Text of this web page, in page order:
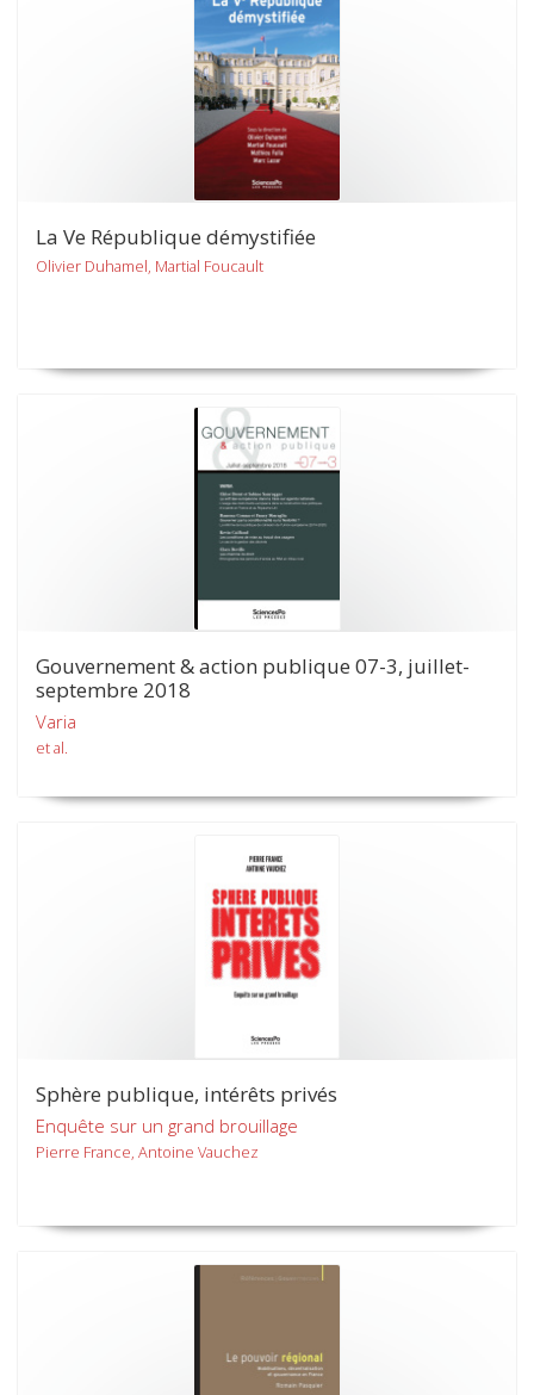
La Ve République démystifiée
Olivier Duhamel, Martial Foucault
Gouvernement & action publique 07-3, juillet-
septembre 2018
Varia
et al.
Sphère publique, intérêts privés
Enquête sur un grand brouillage
Pierre France, Antoine Vauchez